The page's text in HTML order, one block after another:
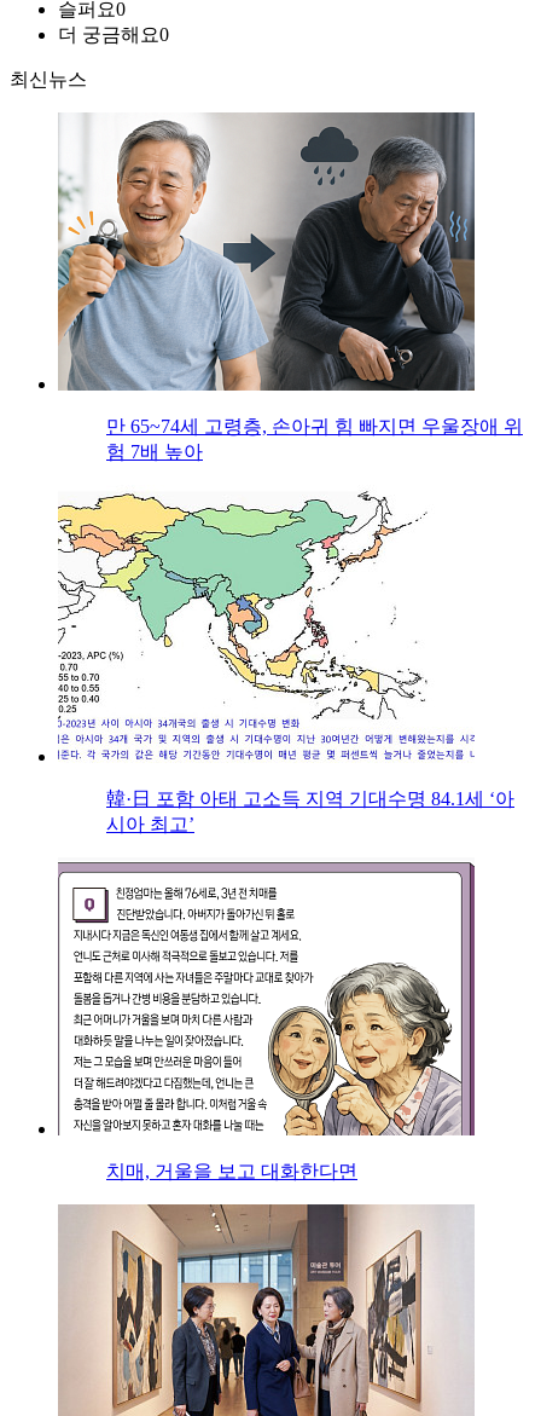
슬퍼요0
더 궁금해요0
최신뉴스
만 65~74세 고령층, 손아귀 힘 빠지면 우울장애 위
험 7배 높아
韓·日 포함 아태 고소득 지역 기대수명 84.1세 ‘아
시아 최고’
치매, 거울을 보고 대화한다면